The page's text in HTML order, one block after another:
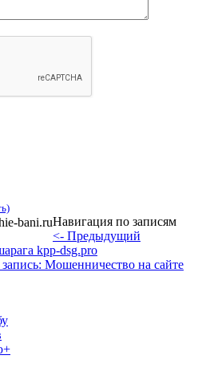
bani.ruНавигация по записям
<- Предыдущий
kpp-dsg.pro
Мошенничество на сайте